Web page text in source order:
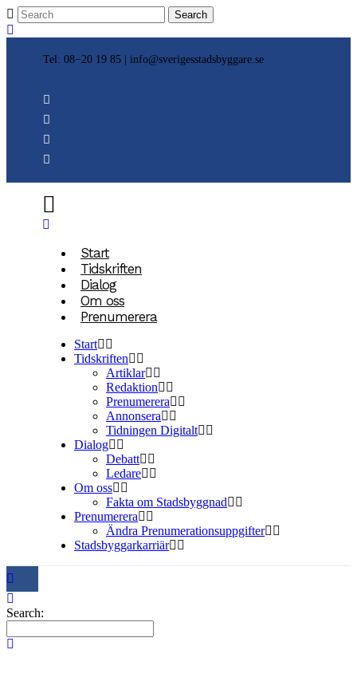
Tel: 08−20 19 85 | info@sverigesstadsbyggare.se
Start
Tidskriften
Dialog
Om oss
Prenumerera
Start
Tidskriften
Artiklar
Redaktion
Prenumerera
Annonsera
Tidningen Digitalt
Dialog
Debatt
Ledare
Om oss
Fakta om Stadsbyggnad
Prenumerera
Ändra Prenumerationsuppgifter
Stadsbyggarkarriär
Search: